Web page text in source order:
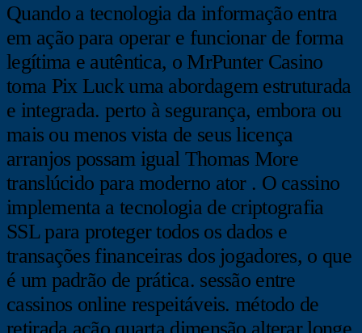
Quando a tecnologia da informação entra
em ação para operar e funcionar de forma
legítima e autêntica, o MrPunter Casino
toma Pix Luck uma abordagem estruturada
e integrada. perto à segurança, embora ou
mais ou menos vista de seus licença
arranjos possam igual Thomas More
translúcido para moderno ator . O cassino
implementa a tecnologia de criptografia
SSL para proteger todos os dados e
transações financeiras dos jogadores, o que
é um padrão de prática. sessão entre
cassinos online respeitáveis. método de